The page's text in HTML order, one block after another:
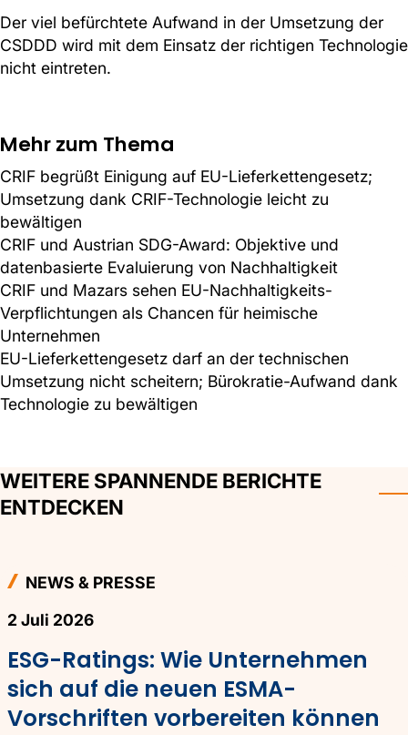
Der viel befürchtete Aufwand in der Umsetzung der
CSDDD wird mit dem Einsatz der richtigen Technologie
nicht eintreten.
Mehr zum Thema
CRIF begrüßt Einigung auf EU-Lieferkettengesetz;
Umsetzung dank CRIF-Technologie leicht zu
bewältigen
CRIF und Austrian SDG-Award: Objektive und
datenbasierte Evaluierung von Nachhaltigkeit
CRIF und Mazars sehen EU-Nachhaltigkeits-
Verpflichtungen als Chancen für heimische
Unternehmen
EU-Lieferkettengesetz darf an der technischen
Umsetzung nicht scheitern; Bürokratie-Aufwand dank
Technologie zu bewältigen
WEITERE SPANNENDE BERICHTE
ENTDECKEN
NEWS & PRESSE
2 Juli 2026
ESG-Ratings: Wie Unternehmen
sich auf die neuen ESMA-
Vorschriften vorbereiten können